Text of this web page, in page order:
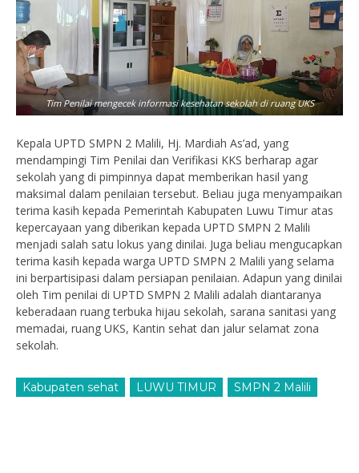
Tim Penilai mengecek informasi kesehatan sekolah di ruang UKS
Kepala UPTD SMPN 2 Malili, Hj. Mardiah As’ad, yang
mendampingi Tim Penilai dan Verifikasi KKS berharap agar
sekolah yang di pimpinnya dapat memberikan hasil yang
maksimal dalam penilaian tersebut. Beliau juga menyampaikan
terima kasih kepada Pemerintah Kabupaten Luwu Timur atas
kepercayaan yang diberikan kepada UPTD SMPN 2 Malili
menjadi salah satu lokus yang dinilai. Juga beliau mengucapkan
terima kasih kepada warga UPTD SMPN 2 Malili yang selama
ini berpartisipasi dalam persiapan penilaian. Adapun yang dinilai
oleh Tim penilai di UPTD SMPN 2 Malili adalah diantaranya
keberadaan ruang terbuka hijau sekolah, sarana sanitasi yang
memadai, ruang UKS, Kantin sehat dan jalur selamat zona
sekolah.
Kabupaten sehat LUWU TIMUR SMPN 2 Malili